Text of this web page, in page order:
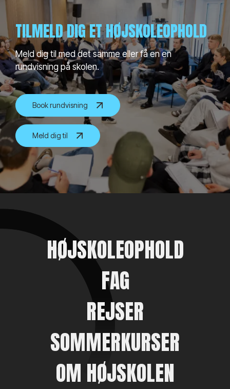
TILMELD DIG ET HØJSKOLEOPHOLD
Meld dig til med det samme eller få en en
rundvisning på skolen.
Book rundvisning
Meld dig til
HØJSKOLEOPHOLD
FAG
REJSER
SOMMERKURSER
OM HØJSKOLEN